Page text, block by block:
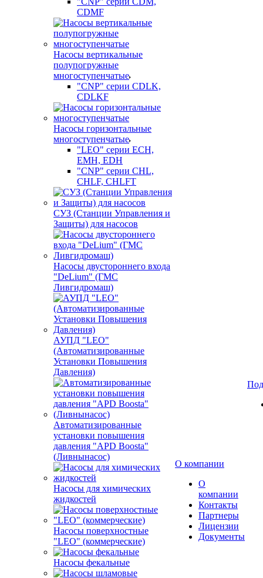
CDMF
Насосы вертикальные
полупогружные
многоступенчатые
"CNP" серии CDLK,
CDLKF
Насосы горизонтальные
многоступенчатые
"LEO" серии ECH,
EMH, EDH
"CNP" серии CHL,
CHLF, CHLFT
СУЗ (Станции Управления и
Защиты) для насосов
Насосы двустороннего входа
"DeLium" (ГМС
Ливгидромаш)
АУПД "LEO"
(Автоматизированные
Установки Повышения
Давления)
Автоматизированные
установки повышения
давления "APD Boosta"
(Ливнынасос)
Насосы для химических
жидкостей
Насосы поверхностные
"LEO" (коммерческие)
Насосы фекальные
О компании
О
компании
Контакты
Партнеры
Лицензии
Документы